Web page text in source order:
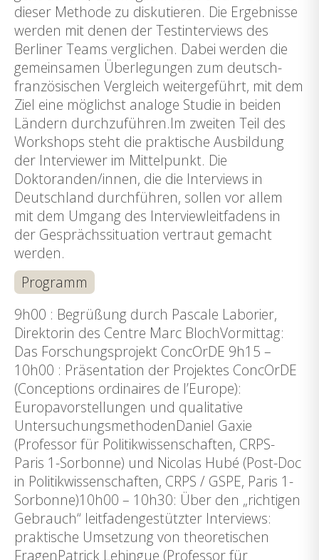
dieser Methode zu diskutieren. Die Ergebnisse
werden mit denen der Testinterviews des
Berliner Teams verglichen. Dabei werden die
gemeinsamen Überlegungen zum deutsch-
französischen Vergleich weitergeführt, mit dem
Ziel eine möglichst analoge Studie in beiden
Ländern durchzuführen.Im zweiten Teil des
Workshops steht die praktische Ausbildung
der Interviewer im Mittelpunkt. Die
Doktoranden/innen, die die Interviews in
Deutschland durchführen, sollen vor allem
mit dem Umgang des Interviewleitfadens in
der Gesprächssituation vertraut gemacht
werden.
Programm
9h00 : Begrüßung durch Pascale Laborier,
Direktorin des Centre Marc BlochVormittag:
Das Forschungsprojekt ConcOrDE 9h15 –
10h00 : Präsentation der Projektes ConcOrDE
(Conceptions ordinaires de l’Europe):
Europavorstellungen und qualitative
UntersuchungsmethodenDaniel Gaxie
(Professor für Politikwissenschaften, CRPS-
Paris 1-Sorbonne) und Nicolas Hubé (Post-Doc
in Politikwissenschaften, CRPS / GSPE, Paris 1-
Sorbonne)10h00 – 10h30: Über den „richtigen
Gebrauch“ leitfadengestützter Interviews:
praktische Umsetzung von theoretischen
FragenPatrick Lehingue (Professor für